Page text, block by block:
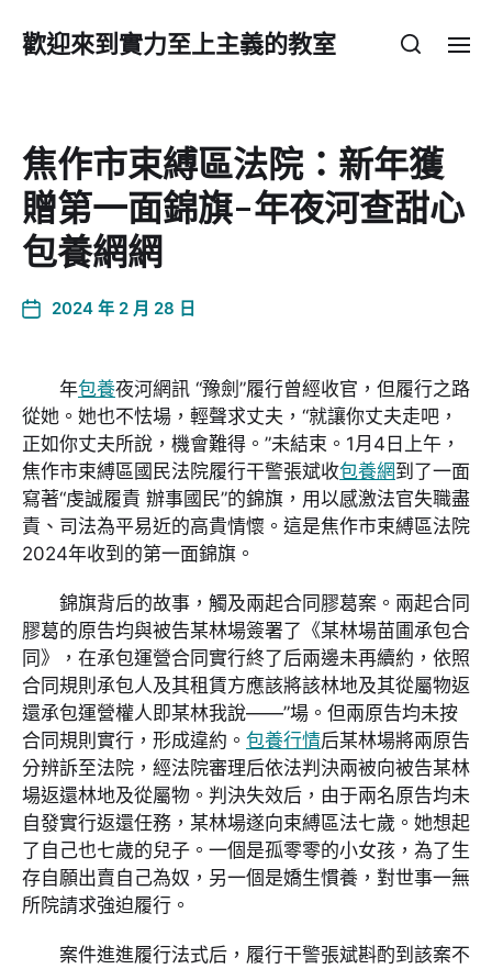
歡迎來到實力至上主義的教室
焦作市束縛區法院：新年獲
贈第一面錦旗-年夜河查甜心
包養網網
2024 年 2 月 28 日
年包養夜河網訊 “豫劍”履行曾經收官，但履行之路
從她。她也不怯場，輕聲求丈夫，“就讓你丈夫走吧，
正如你丈夫所說，機會難得。”未結束。1月4日上午，
焦作市束縛區國民法院履行干警張斌收包養網到了一面
寫著“虔誠履責 辦事國民”的錦旗，用以感激法官失職盡
責、司法為平易近的高貴情懷。這是焦作市束縛區法院
2024年收到的第一面錦旗。
錦旗背后的故事，觸及兩起合同膠葛案。兩起合同
膠葛的原告均與被告某林場簽署了《某林場苗圃承包合
同》，在承包運營合同實行終了后兩邊未再續約，依照
合同規則承包人及其租賃方應該將該林地及其從屬物返
還承包運營權人即某林我說——”場。但兩原告均未按
合同規則實行，形成違約。 包養行情后某林場將兩原告
分辨訴至法院，經法院審理后依法判決兩被向被告某林
場返還林地及從屬物。判決失效后，由于兩名原告均未
自發實行返還任務，某林場遂向束縛區法七歲。她想起
了自己也七歲的兒子。一個是孤零零的小女孩，為了生
存自願出賣自己為奴，另一個是嬌生慣養，對世事一無
所院請求強迫履行。
案件進進履行法式后，履行干警張斌斟酌到該案不